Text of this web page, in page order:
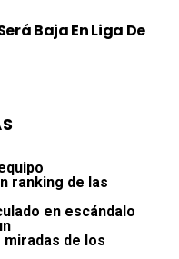
Baja En Liga De
ranking de las
en escándalo
miradas de los